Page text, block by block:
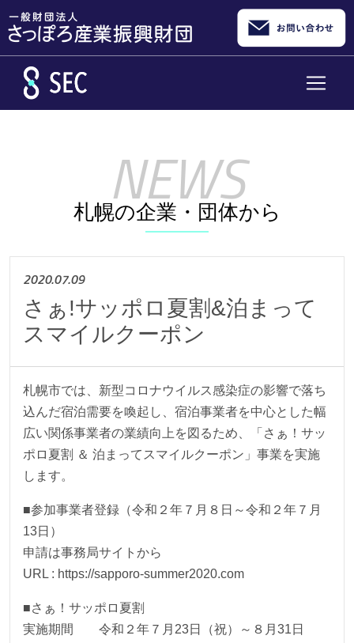
札幌の企業・団体から
2020.07.09
さぁ!サッポロ夏割&泊まって
スマイルクーポン
札幌市では、新型コロナウイルス感染症の影響で落ち
込んだ宿泊需要を喚起し、宿泊事業者を中心とした幅
広い関係事業者の業績向上を図るため、「さぁ！サッ
ポロ夏割 ＆ 泊まってスマイルクーポン」事業を実施
します。
■参加事業者登録（令和２年７月８日～令和２年７月
13日）
申請は事務局サイトから
URL : https://sapporo-summer2020.com
■さぁ！サッポロ夏割
実施期間 令和２年７月23日（祝）～８月31日